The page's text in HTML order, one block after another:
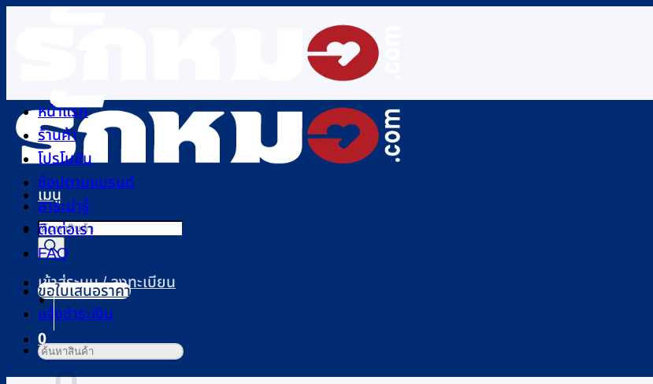
เมนู
Products
search
เข้าสู่ระบบ / ลงทะเบียน
0
ตะกร้าสินค้า
หน้าแรก
ร้านค้า
โปรโมชัน
ช้อปตามแบรนด์
สาระน่ารู้
ติดต่อเรา
FAQ
ขอใบเสนอราคา
แจ้งชำระเงิน
ค้นหา: